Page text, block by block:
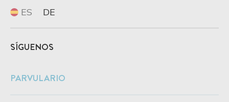
ES DE
SÍGUENOS
PARVULARIO